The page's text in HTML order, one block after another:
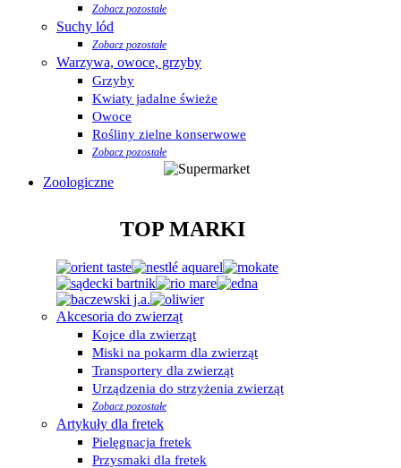
Zobacz pozostałe
Suchy lód
Zobacz pozostałe
Warzywa, owoce, grzyby
Grzyby
Kwiaty jadalne świeże
Owoce
Rośliny zielne konserwowe
Zobacz pozostałe
Zoologiczne
TOP MARKI
Akcesoria do zwierząt
Kojce dla zwierząt
Miski na pokarm dla zwierząt
Transportery dla zwierząt
Urządzenia do strzyżenia zwierząt
Zobacz pozostałe
Artykuły dla fretek
Pielęgnacja fretek
Przysmaki dla fretek